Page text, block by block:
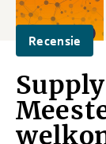
Recensie